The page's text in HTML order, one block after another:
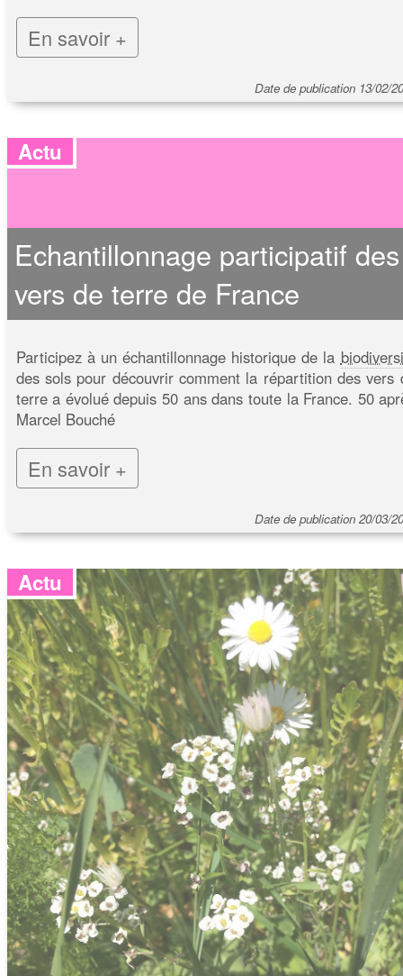
En savoir +
Date de publication 13/02/
Actu
Echantillonnage participatif des
vers de terre de France
Participez à un échantillonnage historique de la
des sols pour découvrir comment la répartition des vers
terre a évolué depuis 50 ans dans toute la France. 50
Marcel Bouché
En savoir +
Date de publication 20/03/
Actu